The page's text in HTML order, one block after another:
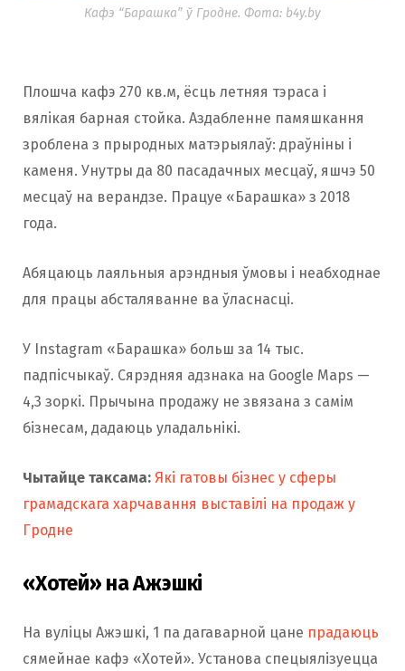
Кафэ “Барашка” ў Гродне. Фота: b4y.by
Плошча кафэ 270 кв.м, ёсць летняя тэраса і
вялікая барная стойка. Аздабленне памяшкання
зроблена з прыродных матэрыялаў: драўніны і
каменя. Унутры да 80 пасадачных месцаў, яшчэ 50
месцаў на верандзе. Працуе «Барашка» з 2018
года.
Абяцаюць лаяльныя арэндныя ўмовы і неабходнае
для працы абсталяванне ва ўласнасці.
У Instagram «Барашка» больш за 14 тыс.
падпісчыкаў. Сярэдняя адзнака на Google Maps —
4,3 зоркі. Прычына продажу не звязана з самім
бізнесам, дадаюць уладальнікі.
Чытайце таксама: Які гатовы бізнес у сферы
грамадскага харчавання выставілі на продаж у
Гродне
«Хотей» на Ажэшкі
На вуліцы Ажэшкі, 1 па дагаварной цане прадаюць
сямейнае кафэ «Хотей». Установа спецыялізуецца